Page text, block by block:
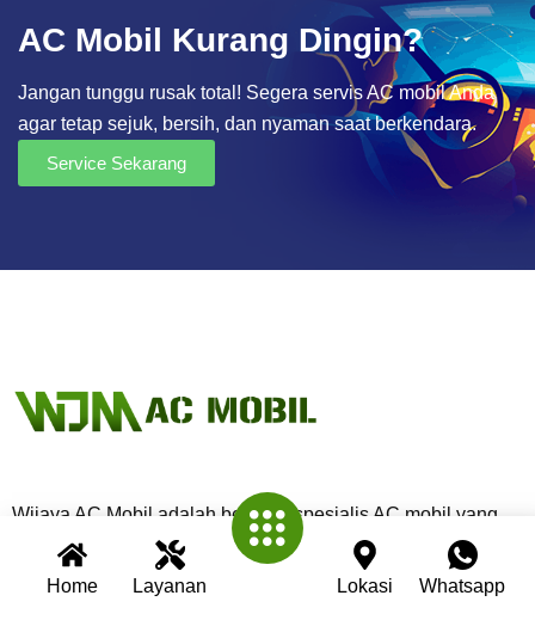
Home Layanan Lokasi Whatsapp
AC Mobil Kurang Dingin?
Jangan tunggu rusak total! Segera servis AC mobil Anda
agar tetap sejuk, bersih, dan nyaman saat berkendara.
Service Sekarang
Wijaya AC Mobil adalah bengkel spesialis AC mobil yang
telah berpengalaman lebih dari 30 tahun. Kami berkomitmen
memberikan layanan terbaik dengan teknisi profesional,